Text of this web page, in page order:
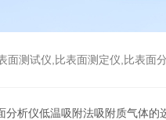
仪,比表面测定仪,比表面分析仪,比表
分析仪低温吸附法吸附质气体的